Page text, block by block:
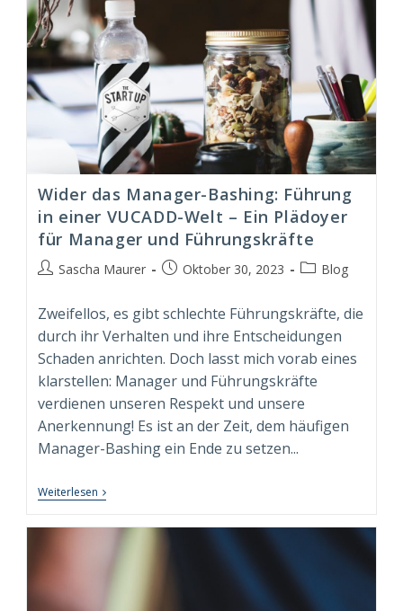
Wider das Manager-Bashing: Führung
in einer VUCADD-Welt – Ein Plädoyer
für Manager und Führungskräfte
Beitrags-
Sascha Maurer
BeitragOktober 30, 2023
Beitrags-
Blog
Zweifellos, es gibt schlechte Führungskräfte, die
durch ihr Verhalten und ihre Entscheidungen
Schaden anrichten. Doch lasst mich vorab eines
klarstellen: Manager und Führungskräfte
verdienen unseren Respekt und unsere
Anerkennung! Es ist an der Zeit, dem häufigen
Manager-Bashing ein Ende zu setzen...
Weiterlesen Wider
Das
Bashing: